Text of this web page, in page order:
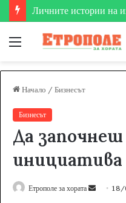
Етрополе затвърди
Меню
Начало / Бизнесът
Бизнесът
Да
инициатива
Етрополе за хората